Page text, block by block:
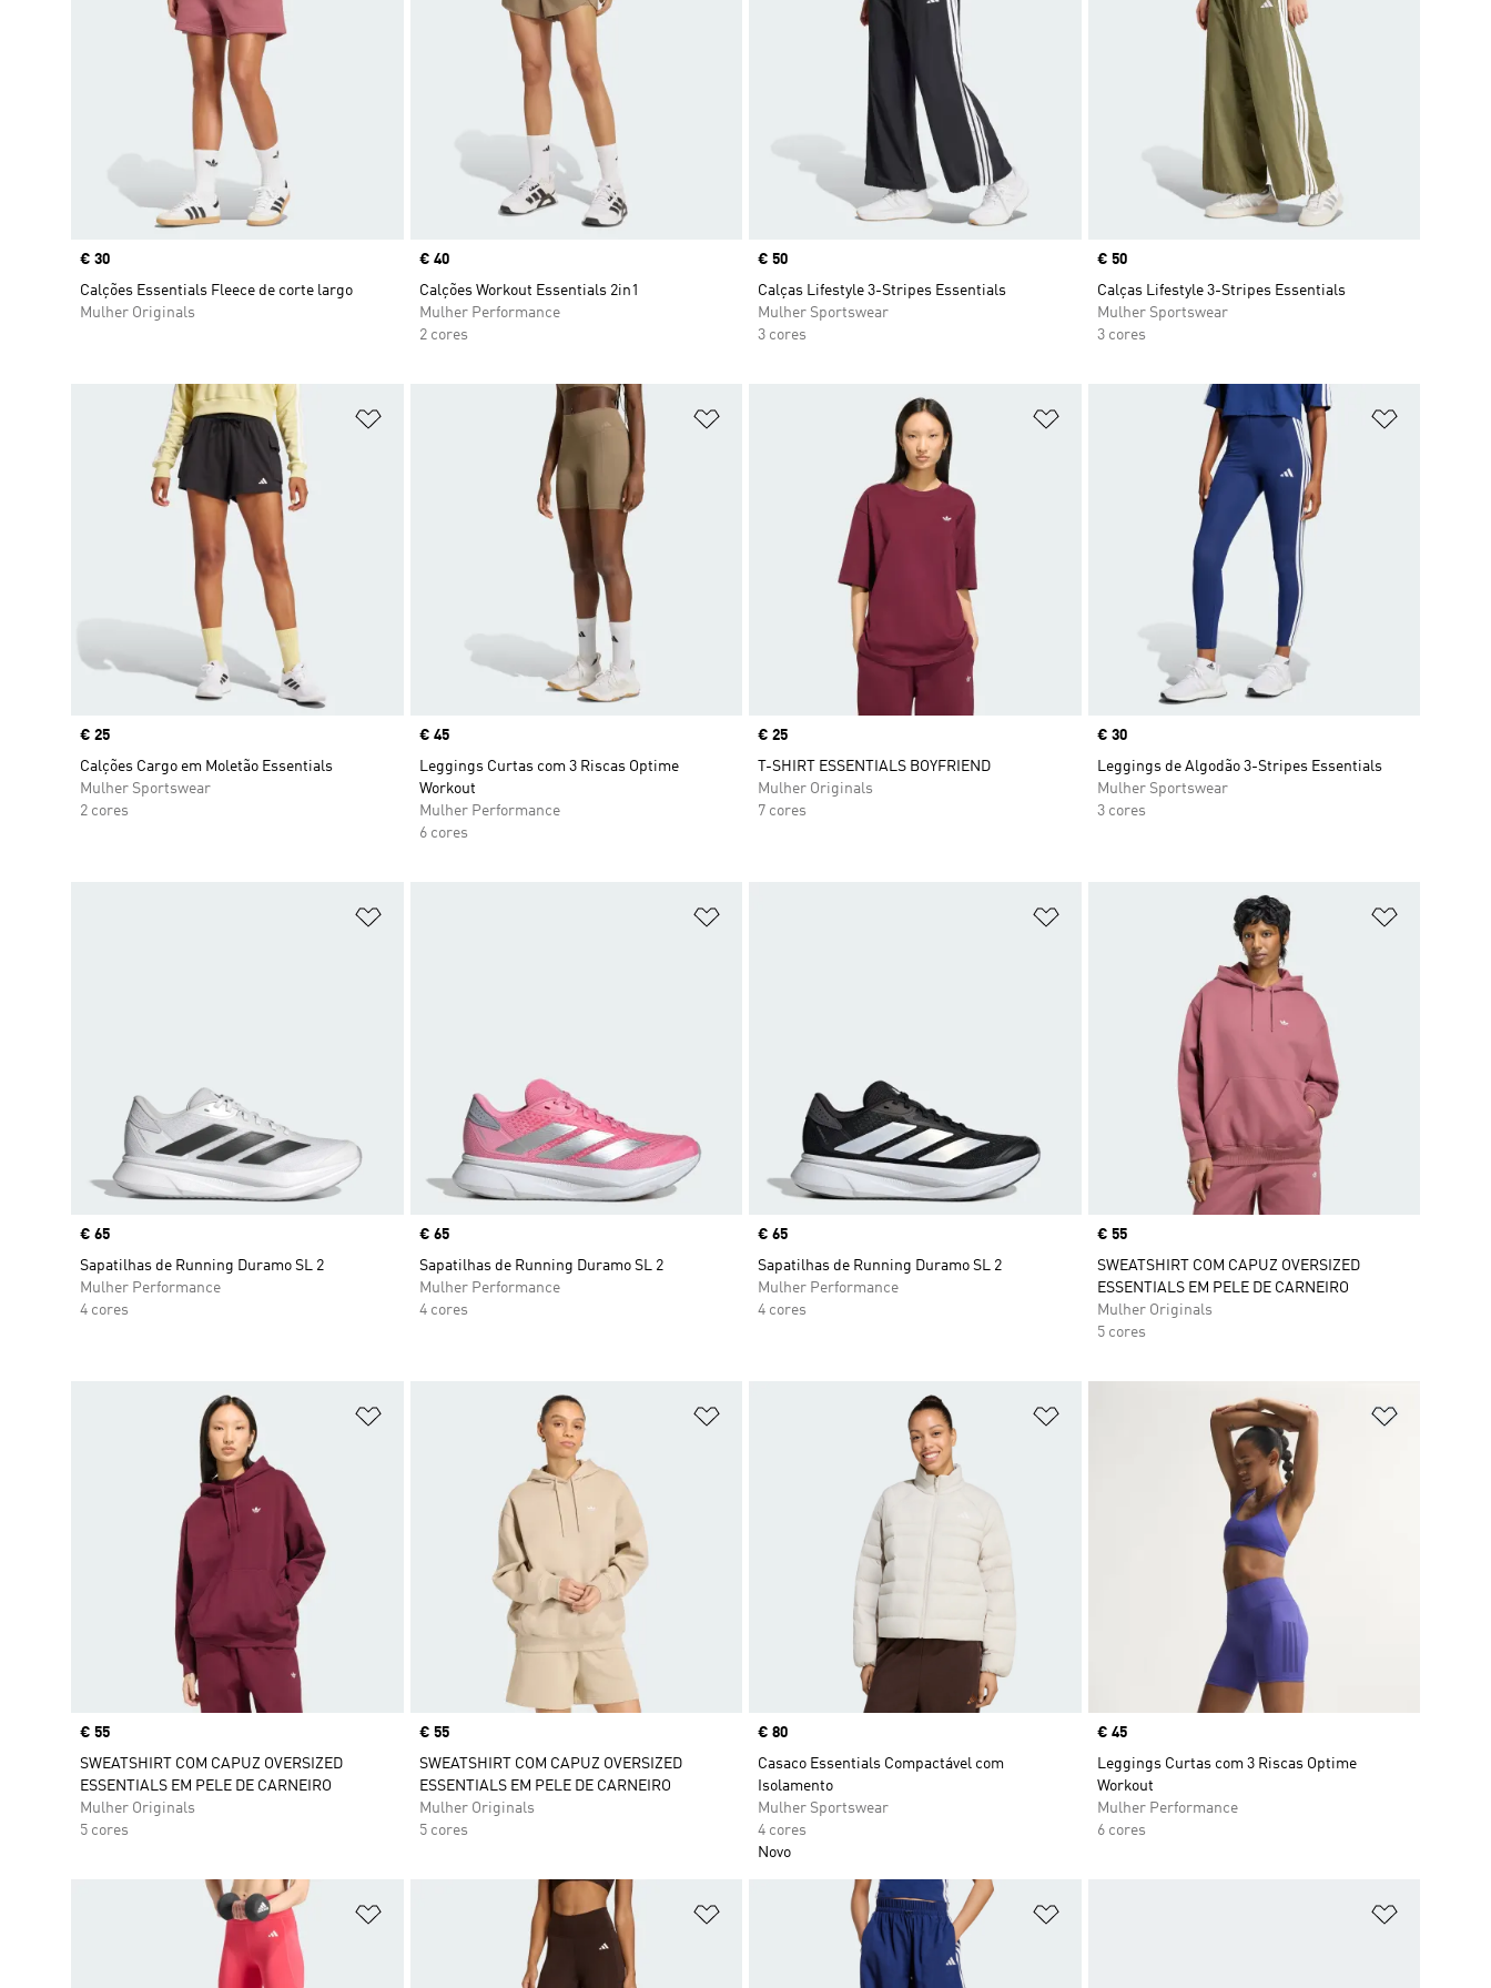
Price
€ 30
Calções Essentials Fleece de corte largo
Mulher Originals
Price
€ 40
Calções Workout Essentials 2in1
Mulher Performance
2 cores
Price
€ 50
Calças Lifestyle 3-Stripes Essentials
Mulher Sportswear
3 cores
Price
€ 50
Calças Lifestyle 3-Stripes Essentials
Mulher Sportswear
3 cores
Adicionar à Lista de Desejos
Price
€ 25
Calções Cargo em Moletão Essentials
Mulher Sportswear
2 cores
Adicionar à Lista de Desejos
Price
€ 45
Leggings Curtas com 3 Riscas Optime
Workout
Mulher Performance
6 cores
Adicionar à Lista de Desejos
Price
€ 25
T-SHIRT ESSENTIALS BOYFRIEND
Mulher Originals
7 cores
Price
€ 30
Leggings de Algodão 3-Stripes Essentials
Mulher Sportswear
3 cores
Price
€ 65
Sapatilhas de Running Duramo SL 2
Mulher Performance
4 cores
Price
€ 65
Sapatilhas de Running Duramo SL 2
Mulher Performance
4 cores
Adicionar à Lista de Desejos
Price
€ 65
Sapatilhas de Running Duramo SL 2
Mulher Performance
4 cores
Price
€ 55
SWEATSHIRT COM CAPUZ OVERSIZED
ESSENTIALS EM PELE DE CARNEIRO
Mulher Originals
5 cores
Adicionar à Lista de Desejos
Price
€ 55
SWEATSHIRT COM CAPUZ OVERSIZED
ESSENTIALS EM PELE DE CARNEIRO
Mulher Originals
5 cores
Adicionar à Lista de Desejos
Price
€ 55
SWEATSHIRT COM CAPUZ OVERSIZED
ESSENTIALS EM PELE DE CARNEIRO
Mulher Originals
5 cores
Adicionar à Lista de Desejos
Price
€ 80
Casaco Essentials Compactável com
Isolamento
Mulher Sportswear
4 cores
Novo
Price
€ 45
Leggings Curtas com 3 Riscas Optime
Workout
Mulher Performance
6 cores
Adicionar à Lista de Desejos Adicionar à Lista de Desejos